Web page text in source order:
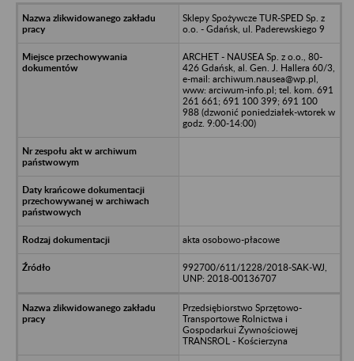
Sklepy Spożywcze TUR-SPED Sp. z
o.o. - Gdańsk, ul. Paderewskiego 9
ARCHET - NAUSEA Sp. z o.o., 80-
426 Gdańsk, al. Gen. J. Hallera 60/3,
e-mail: archiwum.nausea@wp.pl,
www: arciwum-info.pl; tel. kom. 691
261 661; 691 100 399; 691 100
988 (dzwonić poniedziałek-wtorek w
godz. 9:00-14:00)
akta osobowo-płacowe
992700/611/1228/2018-SAK-WJ,
UNP: 2018-00136707
Przedsiębiorstwo Sprzętowo-
Transportowe Rolnictwa i
Gospodarkui Żywnościowej
TRANSROL - Kościerzyna